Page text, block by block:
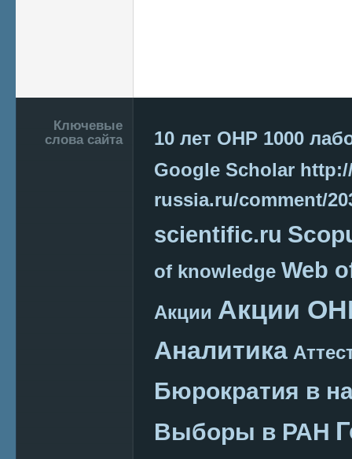
Подвал
Ключевые
слова сайта
10 лет ОНР 1000
Google Scholar
russia.ru/comment/
scientific.ru
of knowledge Web
Акции Акции
Аналитика
Бюрократия в
Выборы в РАН